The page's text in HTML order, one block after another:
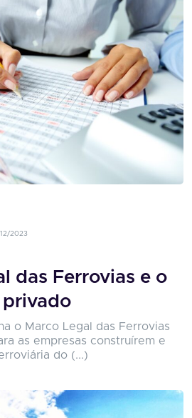
2023
das Ferrovias e o
o Marco Legal das Ferrovias
as empresas construírem e
do (...)